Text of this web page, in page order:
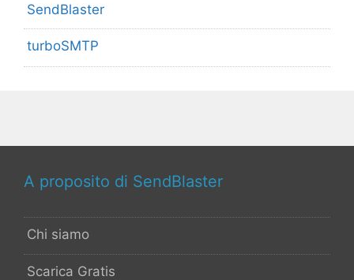
SendBlaster
turboSMTP
A proposito di SendBlaster
Chi siamo
Scarica Gratis